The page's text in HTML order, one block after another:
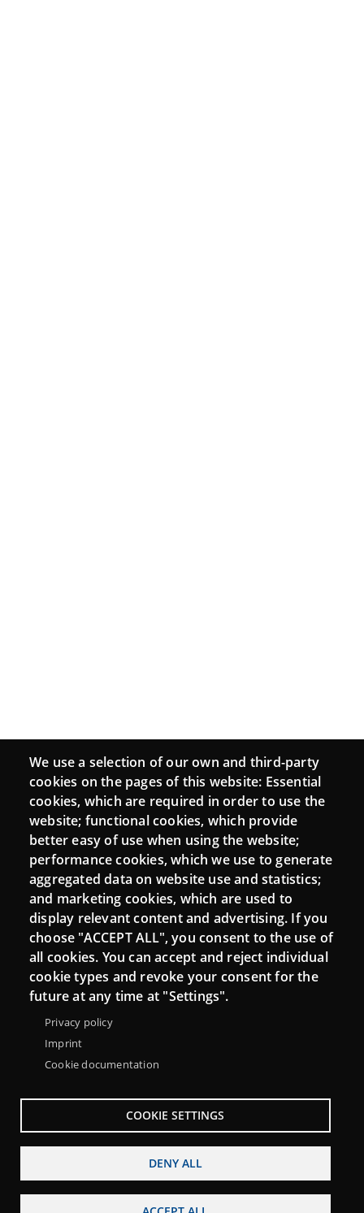
We use a selection of our own and third-party
cookies on the pages of this website: Essential
cookies, which are required in order to use the
website; functional cookies, which provide
better easy of use when using the website;
performance cookies, which we use to generate
aggregated data on website use and statistics;
and marketing cookies, which are used to
display relevant content and advertising. If you
choose "ACCEPT ALL", you consent to the use of
all cookies. You can accept and reject individual
cookie types and revoke your consent for the
future at any time at "Settings".
Privacy policy
Imprint
Cookie documentation
COOKIE SETTINGS
DENY ALL